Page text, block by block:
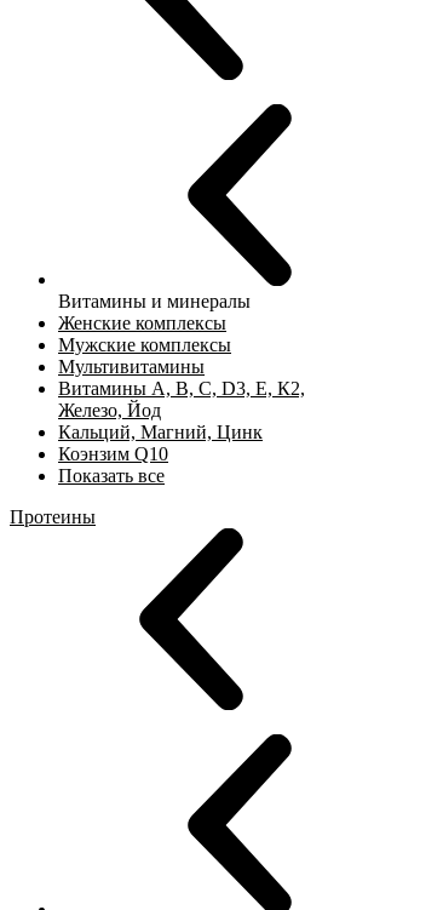
Витамины и минералы
Женские комплексы
Мужские комплексы
Мультивитамины
Витамины А, B, C, D3, Е, К2,
Железо, Йод
Кальций, Магний, Цинк
Коэнзим Q10
Показать все
Протеины